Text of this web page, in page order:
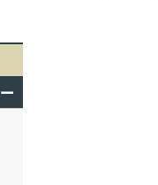
ー